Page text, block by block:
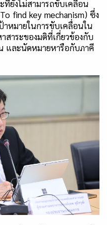
ที่ยังไม่สามารถขับเคลื่อน
To find key mechanism) ซึ่ง
าหมายในการขับเคลื่อนใน
าสาระของมติที่เกี่ยวข้องกับ
และนัดหมายหารือกับภาคี